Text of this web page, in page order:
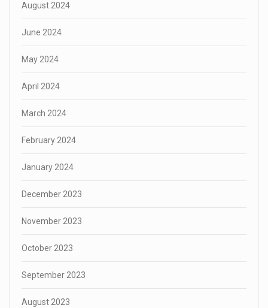
August 2024
June 2024
May 2024
April 2024
March 2024
February 2024
January 2024
December 2023
November 2023
October 2023
September 2023
August 2023